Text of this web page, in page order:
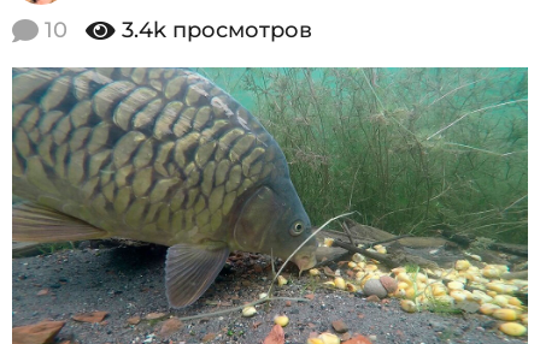
2
1
9
1
4
.
1
0
.
0
.
2
0
1
9
10 3.4k просмотров